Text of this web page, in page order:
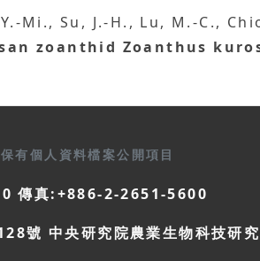
Mi., Su, J.-H., Lu, M.-C.,
zoanthid Zoanthus
保有個人資料檔案公開項目
傳真:+886-2-2651-5600
號 中央研究院農業生物科技研